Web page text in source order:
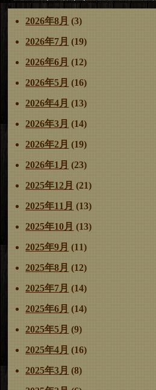
ナ
ビ
ゲ
シ
ョ
投
稿:
の
投
稿:
2026年8月 (3)
2026年7月 (19)
2026年6月 (12)
2026年5月 (16)
2026年4月 (13)
2026年3月 (14)
2026年2月 (19)
2026年1月 (23)
2025年12月 (21)
2025年11月 (13)
2025年10月 (13)
2025年9月 (11)
2025年8月 (12)
2025年7月 (14)
2025年6月 (14)
2025年5月 (9)
2025年4月 (16)
2025年3月 (8)